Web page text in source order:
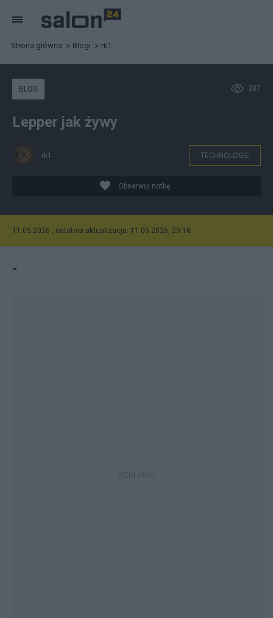
Strona główna Blogi rk1
387
BLOG
Lepper jak żywy
rk1 TECHNOLOGIE
Obserwuj notkę
11.05.2026 , ostatnia aktualizacja: 11.05.2026, 20:18
-